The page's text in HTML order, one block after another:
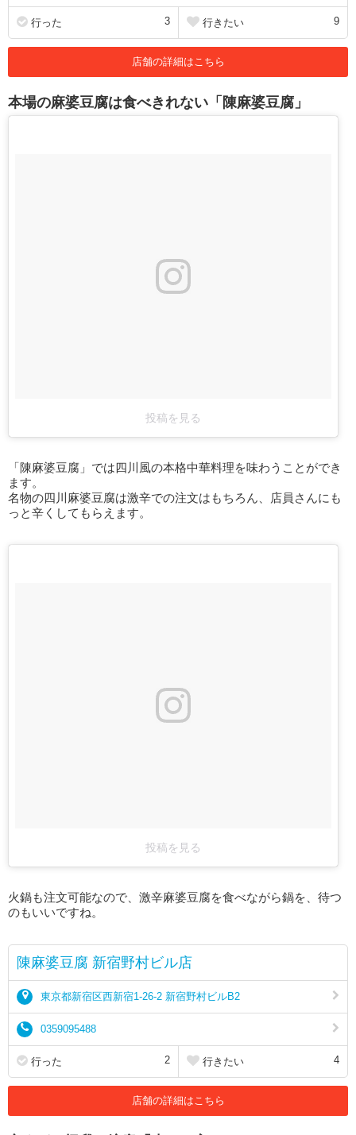
行った 3 行きたい 9
店舗の詳細はこちら
本場の麻婆豆腐は食べきれない「陳麻婆豆腐」
投稿を見る
「陳麻婆豆腐」では四川風の本格中華料理を味わうことができ
ます。
名物の四川麻婆豆腐は激辛での注文はもちろん、店員さんにも
っと辛くしてもらえます。
投稿を見る
火鍋も注文可能なので、激辛麻婆豆腐を食べながら鍋を、待つ
のもいいですね。
陳麻婆豆腐 新宿野村ビル店
東京都新宿区西新宿1-26-2 新宿野村ビルB2
0359095488
行った 2 行きたい 4
店舗の詳細はこちら